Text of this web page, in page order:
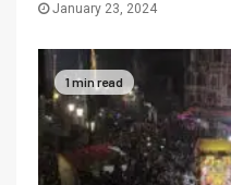
January 23, 2024
1 min read